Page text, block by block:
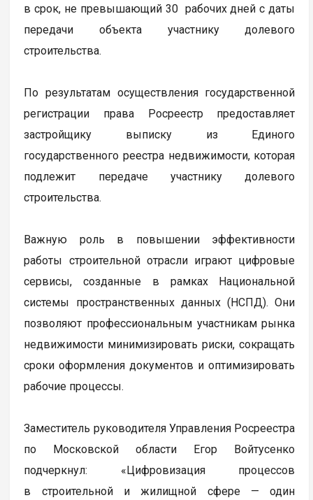
в срок, не превышающий 30 рабочих дней с даты
передачи объекта участнику долевого
строительства.
По результатам осуществления государственной
регистрации права Росреестр предоставляет
застройщику выписку из Единого
государственного реестра недвижимости, которая
подлежит передаче участнику долевого
строительства.
Важную роль в повышении эффективности
работы строительной отрасли играют цифровые
сервисы, созданные в рамках Национальной
системы пространственных данных (НСПД). Они
позволяют профессиональным участникам рынка
недвижимости минимизировать риски, сокращать
сроки оформления документов и оптимизировать
рабочие процессы.
Заместитель руководителя Управления Росреестра
по Московской области Егор Войтусенко
подчеркнул: «Цифровизация процессов
в строительной и жилищной сфере — один